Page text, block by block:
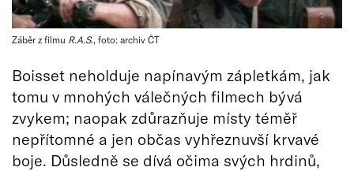
Záběr z filmu R.A.S., foto: archiv ČT
Boisset neholduje napínavým zápletkám, jak
tomu v mnohých válečných filmech bývá
zvykem; naopak zdůrazňuje místy téměř
nepřítomné a jen občas vyhřeznuvší krvavé
boje. Důsledně se dívá očima svých hrdinů,